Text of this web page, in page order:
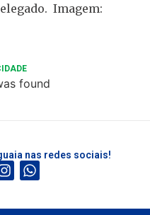
Imagem:
found
nas redes sociais!